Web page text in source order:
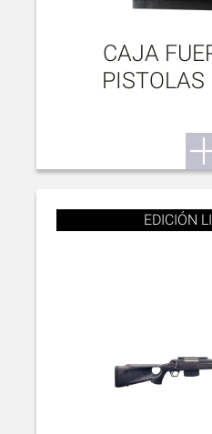
CAJA
EDICIÓN